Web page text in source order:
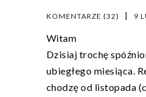
KOMENTARZE (32) | 9
Witam
Dzisiaj trochę
ubiegłego miesiąca.
chodzę od listopada